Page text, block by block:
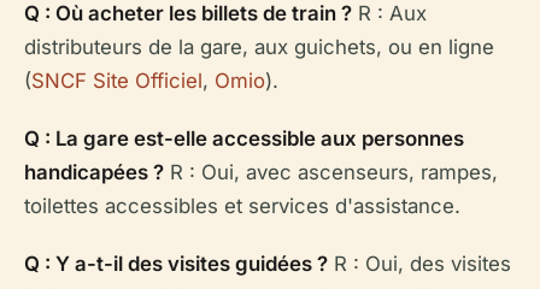
Q : Où acheter les billets de train ? R : Aux
distributeurs de la gare, aux guichets, ou en ligne
(SNCF Site Officiel, Omio).
Q : La gare est-elle accessible aux personnes
handicapées ? R : Oui, avec ascenseurs, rampes,
toilettes accessibles et services d'assistance.
Q : Y a-t-il des visites guidées ? R : Oui, des visites